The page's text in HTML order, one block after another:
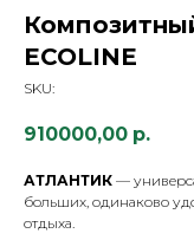
ECOLINE
SKU:
910000,00 р.
АТЛАНТИК —
больших, одинаково
отдыха.